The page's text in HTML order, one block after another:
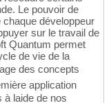
Le pouvoir de
développeur
sur le travail de
Quantum permet
de vie de la
des concepts
application
laide de nos